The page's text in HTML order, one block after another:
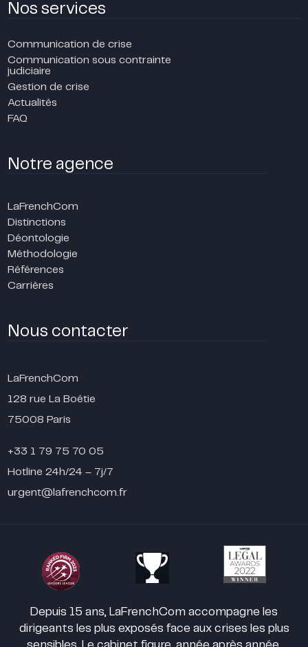
Nos services
Communication de crise
Communication sous contrainte
judiciaire
Gestion de crise
Actualités
FAQ
Notre agence
LaFrenchCom
Distinctions
Déontologie
Méthodologie
Références
Carrières
Nous contacter
LaFrenchCom
128 rue La Boétie
75008 Paris
+33 1 79 75 70 05
Hotline 24h/24 – 7j/7
urgent@lafrenchcom.fr
Depuis 15 ans, LaFrenchCom accompagne les
dirigeants les plus exposés face aux crises les plus
sensibles. Le cabinet figure, année après année,